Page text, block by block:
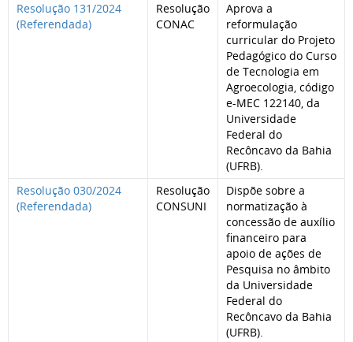
Resolução 131/2024
(Referendada)
Resolução
CONAC
Aprova a
reformulação
curricular do Projeto
Pedagógico do Curso
de Tecnologia em
Agroecologia, código
e-MEC 122140, da
Universidade
Federal do
Recôncavo da Bahia
(UFRB).
Resolução 030/2024
(Referendada)
Resolução
CONSUNI
Dispõe sobre a
normatização à
concessão de auxílio
financeiro para
apoio de ações de
Pesquisa no âmbito
da Universidade
Federal do
Recôncavo da Bahia
(UFRB).